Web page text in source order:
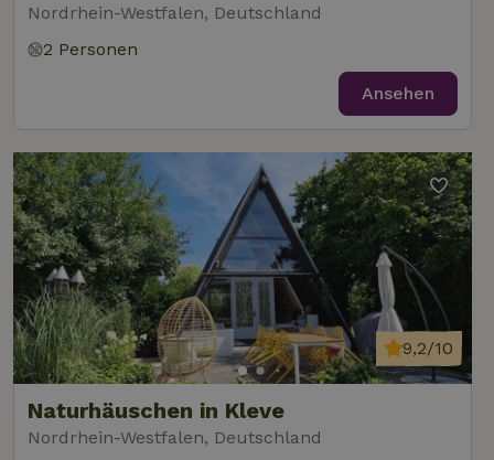
Nordrhein-Westfalen, Deutschland
2 Personen
Ansehen
Naturhäuschen in Kleve
Nordrhein-Westfalen, Deutschland
9,2/10